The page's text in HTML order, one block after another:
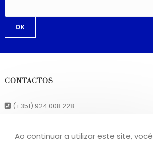
OK
CONTACTOS
(+351) 924 008 228
Ao continuar a utilizar este site, você